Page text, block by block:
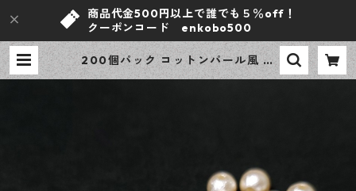
商品代金500円以上で誰でも５％off！
クーポンコード enkobo500
200個パック コットンパール風 樹
脂 アクリルビーズ 6ｍｍ 2カラー ア